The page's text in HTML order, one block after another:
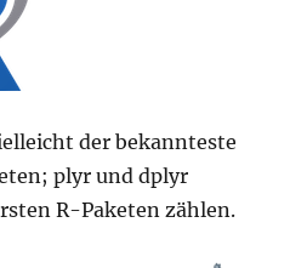
der bekannteste
plyr und dplyr
R-Paketen zählen.